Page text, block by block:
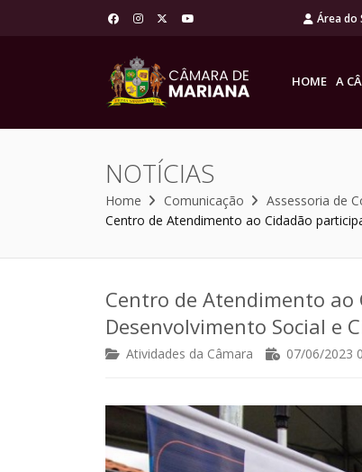
Área do
HOME A
NOTÍCIAS
Home Comunicação Assessoria de
Centro de Atendimento ao Cidadão
Centro de Atendimento
Desenvolvimento Social e
Atividades da Câmara 07/06/2023